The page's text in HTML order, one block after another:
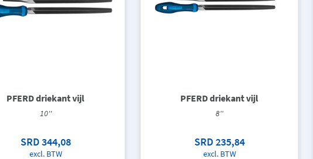
PFERD driekant vijl
10''
SRD 344,08
excl. BTW
PFERD driekant vijl
8''
SRD 235,84
excl. BTW